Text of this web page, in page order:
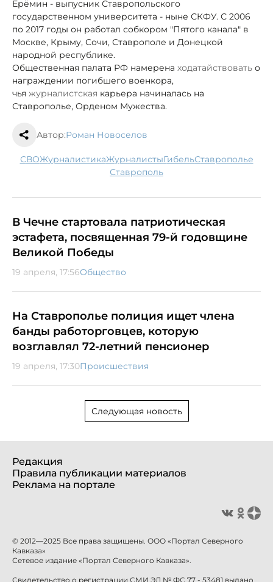
Ерёмин - выпусник Ставропольского
государственном университета - ныне СКФУ. С 2006
по 2017 годы он работал собкором "Пятого канала" в
Москве, Крыму, Сочи, Ставрополе и Донецкой
народной республике.
Общественная палата РФ намерена ходатайствовать о
награждении погибшего военкора,
чья журналистская карьера начиналась на
Ставрополье, Орденом Мужества.
Автор:Роман Новоселов
СВО журналистика журналисты гибель Ставрополье
Ставрополь
В Чечне стартовала патриотическая
эстафета, посвященная 79-й годовщине
Великой Победы
19 апреля, 17:56Общество
На Ставрополье полиция ищет члена
банды работорговцев, которую
возглавлял 72-летний пенсионер
19 апреля, 17:30Происшествия
Следующая новость
Редакция
Правила публикации материалов
Реклама на портале
© 2012—2025 Все права защищены. ООО «Портал Северного
Кавказа»
Сетевое издание «Портал Северного Кавказа».
Свидетельство о регистрации СМИ ЭЛ № ФС 77 - 53481 выдано